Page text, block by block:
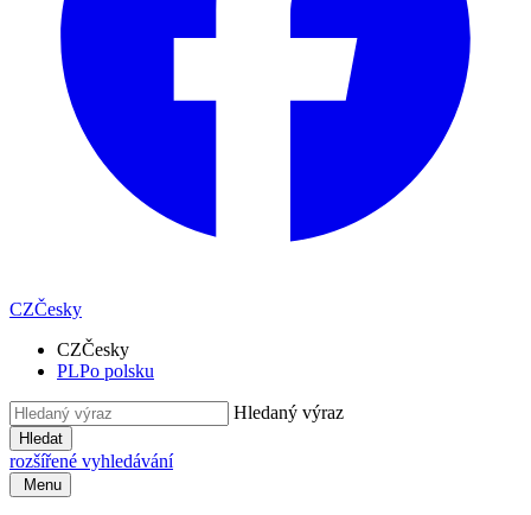
CZČesky
CZČesky
PLPo polsku
Hledaný výraz
Hledat
rozšířené vyhledávání
Menu